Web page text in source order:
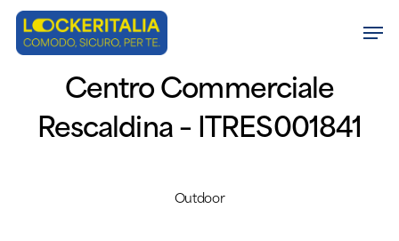
Skip
Centro Commerciale
Rescaldina – ITRES001841
Outdoor